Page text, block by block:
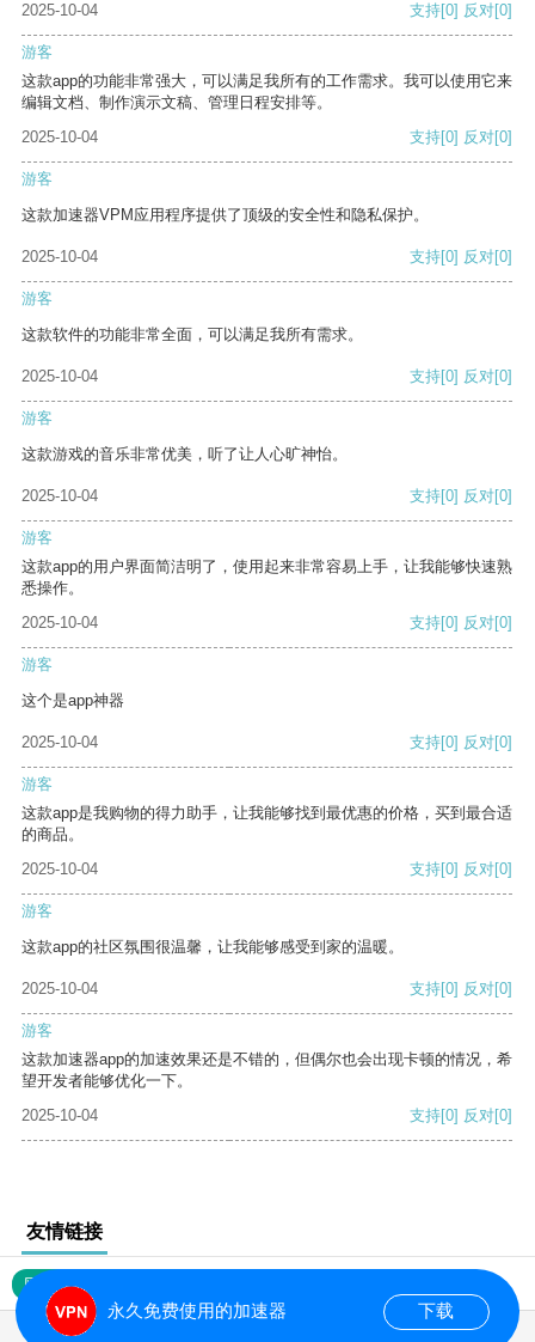
2025-10-04
支持[0] 反对[0]
游客
这款app的功能非常强大，可以满足我所有的工作需求。我可以使用它来
编辑文档、制作演示文稿、管理日程安排等。
2025-10-04
支持[0] 反对[0]
游客
这款加速器VPM应用程序提供了顶级的安全性和隐私保护。
2025-10-04 支持[0] 反对[0]
游客
这款软件的功能非常全面，可以满足我所有需求。
2025-10-04 支持[0] 反对[0]
游客
这款游戏的音乐非常优美，听了让人心旷神怡。
2025-10-04 支持[0] 反对[0]
游客
这款app的用户界面简洁明了，使用起来非常容易上手，让我能够快速熟
悉操作。
2025-10-04
支持[0] 反对[0]
游客
这个是app神器
2025-10-04 支持[0] 反对[0]
游客
这款app是我购物的得力助手，让我能够找到最优惠的价格，买到最合适
的商品。
2025-10-04
支持[0] 反对[0]
游客
这款app的社区氛围很温馨，让我能够感受到家的温暖。
2025-10-04 支持[0] 反对[0]
游客
这款加速器app的加速效果还是不错的，但偶尔也会出现卡顿的情况，希
望开发者能够优化一下。
2025-10-04
支持[0] 反对[0]
友情链接
网站地图
永久免费使用的加速器 下载